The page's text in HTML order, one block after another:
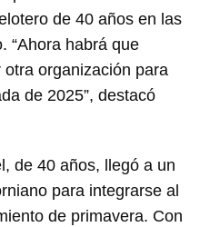
de 40 años en las
“Ahora habrá que
organización para
de 2025”, destacó
de 40 años, llegó a un
para integrarse al
de primavera. Con